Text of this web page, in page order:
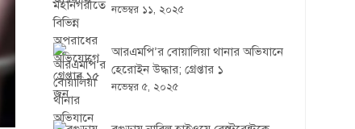
নভেম্বর ১১, ২০২৫
আরএমপি’র বোয়ালিয়া থানার অভিযানে
হেরোইন উদ্ধার; গ্রেপ্তার ১
নভেম্বর ৫, ২০২৫